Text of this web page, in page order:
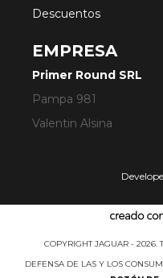
Descuentos
EMPRESA
Primer Round SRL
Pampa 981
Valentin Alsina
COPYRIGHT JAGUAR - 2026.
DEFENSA DE LAS Y LOS